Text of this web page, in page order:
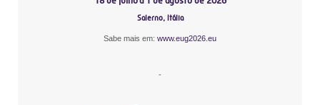
Salerno, Itália
Sabe mais em: www.eug2026.eu
-